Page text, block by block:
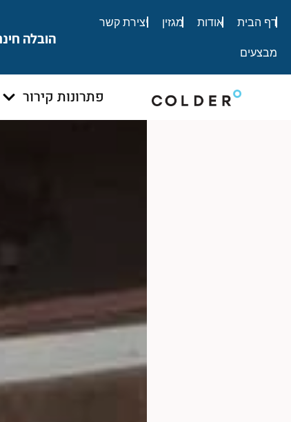
דף הבית
אודות מגזין יצירת קשר
מבצעים
הובלה
פתרונות קירור